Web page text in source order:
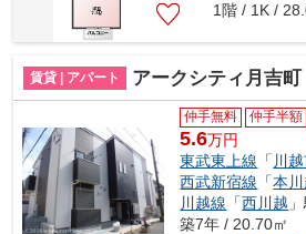
1階 / 1K /
賃貸 | アパート アークシティ月吉町
仲手無料 仲手半額
5.6万円
東武東上線 「 川
西武新宿線 「本
川越線 「西川越
築7年 / 20.70㎡